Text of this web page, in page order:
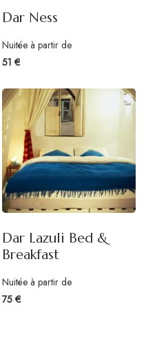
Dar Ness
Nuitée à partir de
51 €
Dar Lazuli Bed &
Breakfast
Nuitée à partir de
75 €